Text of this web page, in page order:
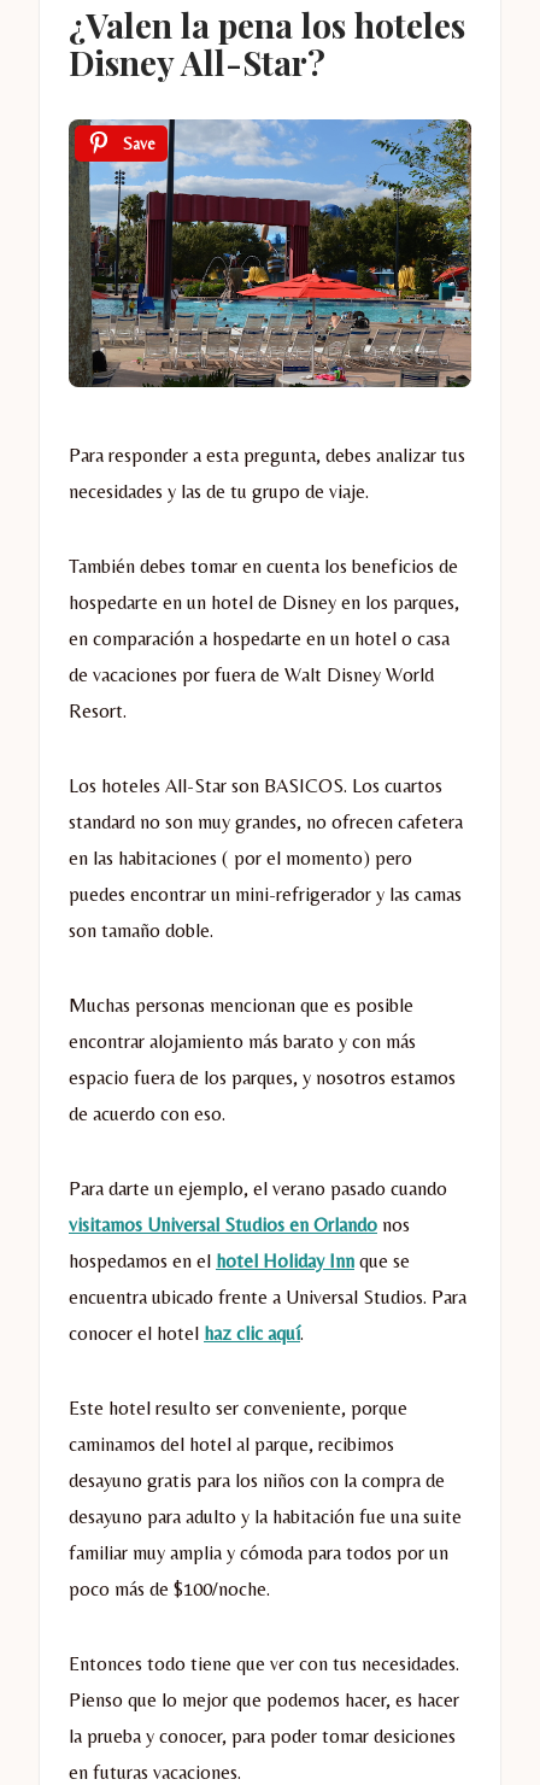
¿Valen la pena los hoteles
Disney All-Star?
Save
Para responder a esta pregunta, debes analizar tus
necesidades y las de tu grupo de viaje.
También debes tomar en cuenta los beneficios de
hospedarte en un hotel de Disney en los parques,
en comparación a hospedarte en un hotel o casa
de vacaciones por fuera de Walt Disney World
Resort.
Los hoteles All-Star son BASICOS. Los cuartos
standard no son muy grandes, no ofrecen cafetera
en las habitaciones ( por el momento) pero
puedes encontrar un mini-refrigerador y las camas
son tamaño doble.
Muchas personas mencionan que es posible
encontrar alojamiento más barato y con más
espacio fuera de los parques, y nosotros estamos
de acuerdo con eso.
Para darte un ejemplo, el verano pasado cuando
visitamos Universal Studios en Orlando nos
hospedamos en el hotel Holiday Inn que se
encuentra ubicado frente a Universal Studios. Para
conocer el hotel haz clic aquí.
Este hotel resulto ser conveniente, porque
caminamos del hotel al parque, recibimos
desayuno gratis para los niños con la compra de
desayuno para adulto y la habitación fue una suite
familiar muy amplia y cómoda para todos por un
poco más de $100/noche.
Entonces todo tiene que ver con tus necesidades.
Pienso que lo mejor que podemos hacer, es hacer
la prueba y conocer, para poder tomar desiciones
en futuras vacaciones.